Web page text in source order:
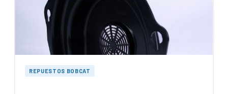
REPUESTOS BOBCAT